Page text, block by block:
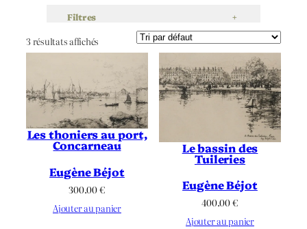
Filtres +
3 résultats affichés
Les thoniers au port,
Concarneau
Eugène Béjot
300.00€
Ajouter au panier
Le bassin des
Tuileries
Eugène Béjot
400.00€
Ajouter au panier